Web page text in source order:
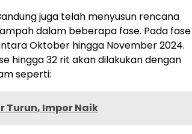
juga telah menyusun rencana
dalam beberapa fase. Pada fase
Oktober hingga November 2024.
hingga 32 rit akan dilakukan dengan
seperti:
Turun, Impor Naik